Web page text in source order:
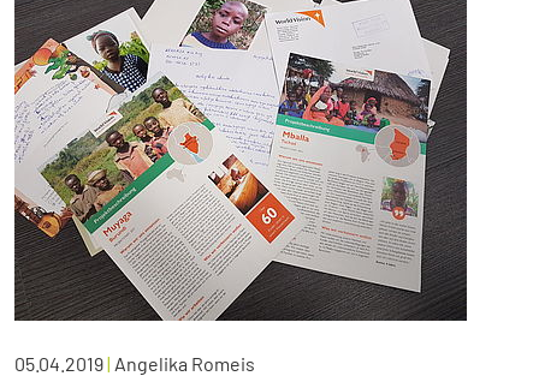
05.04.2019| Angelika Romeis